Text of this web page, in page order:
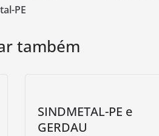
PE
também
SINDMETAL-PE e
GERDAU